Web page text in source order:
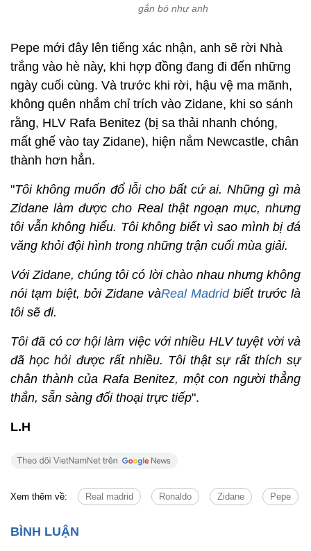
gắn bó như anh
Pepe mới đây lên tiếng xác nhận, anh sẽ rời Nhà
trắng vào hè này, khi hợp đồng đang đi đến những
ngày cuối cùng. Và trước khi rời, hậu vệ ma mãnh,
không quên nhắm chỉ trích vào Zidane, khi so sánh
rằng, HLV Rafa Benitez (bị sa thải nhanh chóng,
mất ghế vào tay Zidane), hiện nắm Newcastle, chân
thành hơn hẳn.
"Tôi không muốn đổ lỗi cho bất cứ ai. Những gì mà
Zidane làm được cho Real thật ngoạn mục, nhưng
tôi vẫn không hiểu. Tôi không biết vì sao mình bị đá
văng khỏi đội hình trong những trận cuối mùa giải.
Với Zidane, chúng tôi có lời chào nhau nhưng không
nói tạm biệt, bởi Zidane vàReal Madridbiết trước là
tôi sẽ đi.
Tôi đã có cơ hội làm việc với nhiều HLV tuyệt vời và
đã học hỏi được rất nhiều. Tôi thật sự rất thích sự
chân thành của Rafa Benitez, một con người thẳng
thắn, sẵn sàng đối thoại trực tiếp".
L.H
Xem thêm về: Real madrid Ronaldo Zidane Pepe